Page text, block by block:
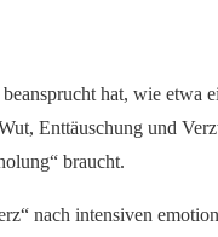
hat, wie etwa
Enttäuschung und
braucht.
nach intensiven